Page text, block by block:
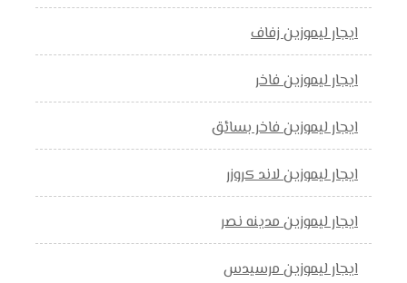
ايجار ليموزين زفاف
ايجار ليموزين فاخر
ايجار ليموزين فاخر بسائق
ايجار ليموزين لاند كروزر
ايجار ليموزين مدينه نصر
ايجار ليموزين مرسيدس